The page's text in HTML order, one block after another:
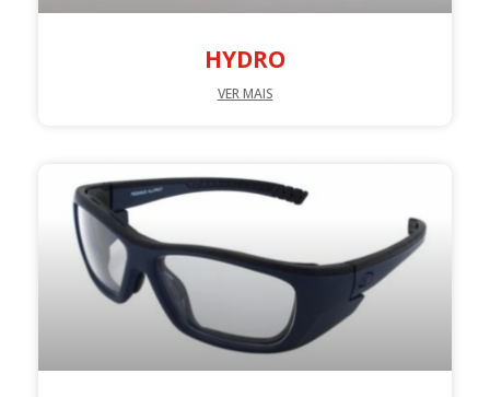
HYDRO
VER MAIS